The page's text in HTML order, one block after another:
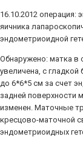
16.10.2012 операция:
яичника
эндометриоидной
Обнаружено: матка в
увеличена, с
до 6*6*5 см за счет
задней поверхности
изменен. Маточные
кресцово-маточной
эндометриоидных